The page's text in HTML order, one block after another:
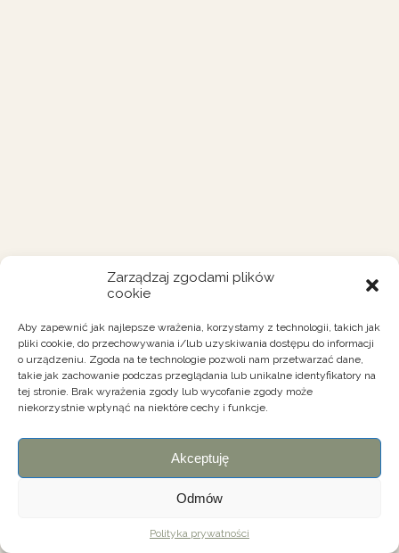
Zarządzaj zgodami plików
cookie
Aby zapewnić jak najlepsze wrażenia, korzystamy z technologii, takich jak
pliki cookie, do przechowywania i/lub uzyskiwania dostępu do informacji
o urządzeniu. Zgoda na te technologie pozwoli nam przetwarzać dane,
takie jak zachowanie podczas przeglądania lub unikalne identyfikatory na
tej stronie. Brak wyrażenia zgody lub wycofanie zgody może
niekorzystnie wpłynąć na niektóre cechy i funkcje.
Akceptuję
Odmów
Polityka prywatności